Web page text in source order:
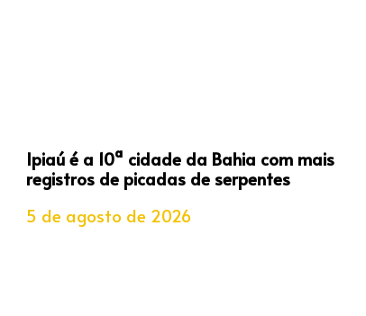
Ipiaú é a 10ª cidade da Bahia com mais
registros de picadas de serpentes
5 de agosto de 2026